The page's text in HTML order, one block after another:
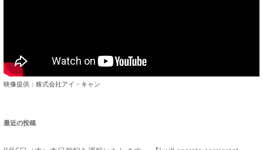
映像提供：株式会社アイ・キャン
最近の投稿